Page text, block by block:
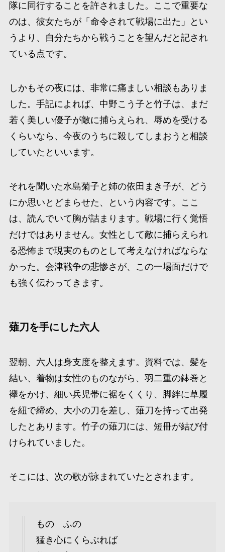
隊に同行することを許されました。ここで重要な
のは、彼女たちが「命令されて戦場に出た」とい
うより、自分たちから戦うことを望んだと記され
ている点です。
しかもその夜には、非常に痛ましい相談もありま
した。手記によれば、中野こう子と竹子は、まだ
若く美しい優子が敵に捕らえられ、辱めを受ける
くらいなら、今夜のうちに殺してしまおうと相談
していたといいます。
それを聞いた水島菊子と姉の依田まき子が、どう
にか思いとどまらせた、という内容です。ここ
は、読んでいて胸が詰まります。戦場に行く覚悟
だけではありません。女性として敵に捕らえられ
る恐怖まで現実のものとして考えなければならな
かった。会津戦争の悲惨さが、この一場面だけで
も強く伝わってきます。
薙刀を手にした六人
翌朝、六人は身支度を整えます。資料では、髪を
結い、着物は女性のものながら、羽二重の鉢巻と
襷をかけ、細い兵児帯に裾をくくり、脚絆に草履
を紐で締め、大小の刀を差し、薙刀を持って出発
したとあります。竹子の薙刀には、短冊が結び付
けられていました。
そこには、次の歌が詠まれていたとされます。
ものゝふの
猛き心にくらぶれば